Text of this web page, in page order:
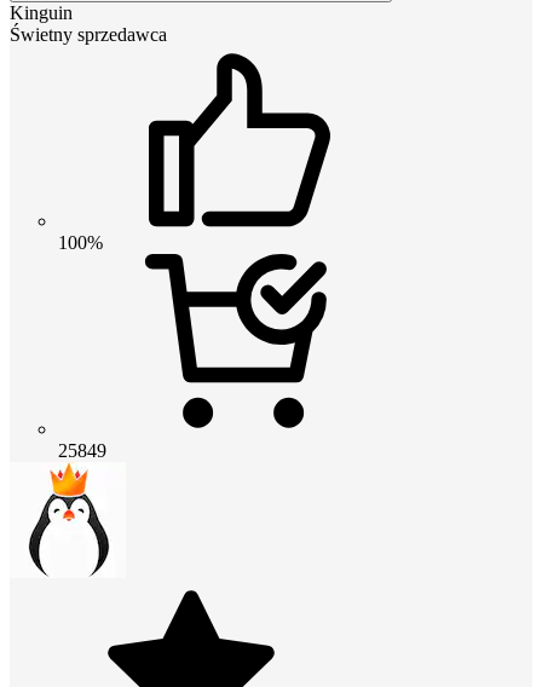
Kinguin
Świetny sprzedawca
100%
25849